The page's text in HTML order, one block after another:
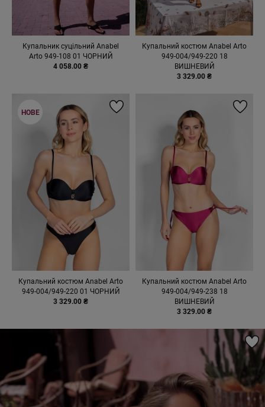
Купальник суцільний Anabel
Arto 949-108 01 ЧОРНИЙ
4 058.00 ₴
Купальний костюм Anabel Arto
949-004/949-220 18
ВИШНЕВИЙ
3 329.00 ₴
Купальний костюм Anabel Arto
949-004/949-220 01 ЧОРНИЙ
3 329.00 ₴
НОВЕ
Купальний костюм Anabel Arto
949-004/949-238 18
ВИШНЕВИЙ
3 329.00 ₴